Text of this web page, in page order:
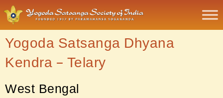
Yogoda Satsanga Dhyana
Kendra – Telary
West Bengal